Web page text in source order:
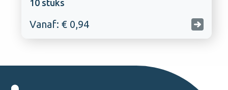
10 stuks
Vanaf: € 0,94